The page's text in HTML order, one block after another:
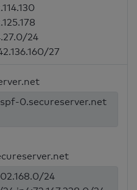
24
27
0.secureserver.net
24